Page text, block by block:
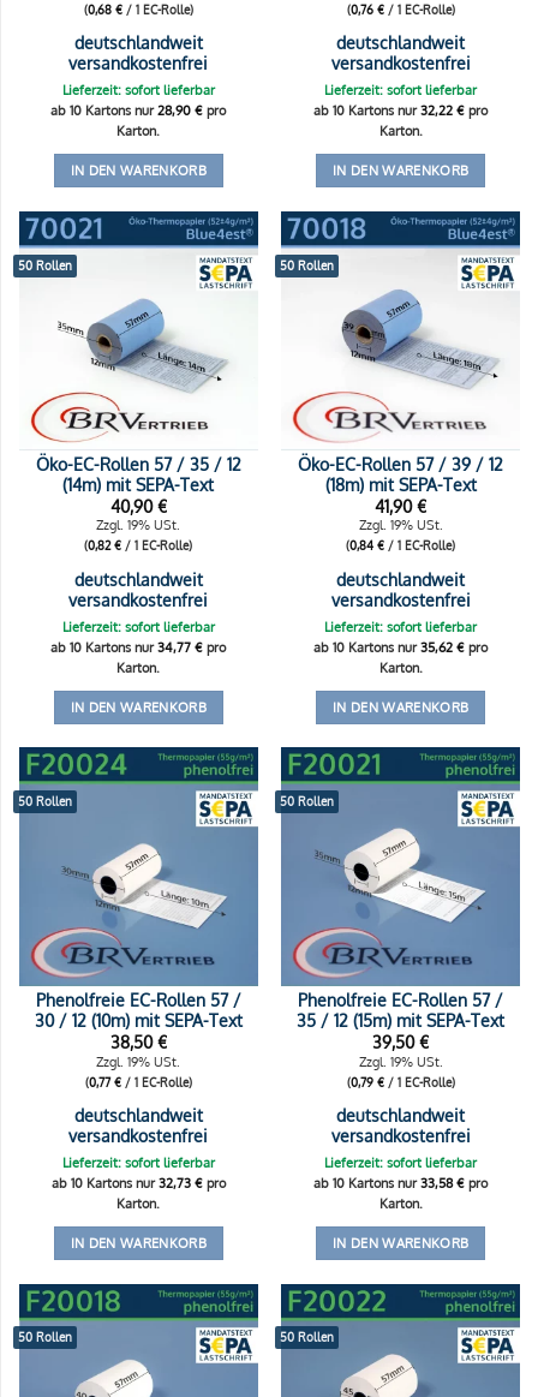
(0,68 €/ 1 EC-Rolle)
deutschlandweit
versandkostenfrei
Lieferzeit: sofort lieferbar
ab 10 Kartons nur28,90€ pro
Karton.
IN DEN WARENKORB
(0,76 €/ 1 EC-Rolle)
deutschlandweit
versandkostenfrei
Lieferzeit: sofort lieferbar
ab 10 Kartons nur32,22€ pro
Karton.
IN DEN WARENKORB
50 Rollen
Öko-EC-Rollen 57 / 35 / 12
(14m) mit SEPA-Text
40,90€
Zzgl. 19% USt.
(0,82€ / 1 EC-Rolle)
deutschlandweit
versandkostenfrei
Lieferzeit: sofort lieferbar
ab 10 Kartons nur34,77€ pro
Karton.
IN DEN WARENKORB
50 Rollen
Öko-EC-Rollen 57 / 39 / 12
(18m) mit SEPA-Text
41,90€
Zzgl. 19% USt.
(0,84€ / 1 EC-Rolle)
deutschlandweit
versandkostenfrei
Lieferzeit: sofort lieferbar
ab 10 Kartons nur35,62€ pro
Karton.
IN DEN WARENKORB
50 Rollen
Phenolfreie EC-Rollen 57 /
30 / 12 (10m) mit SEPA-Text
38,50€
Zzgl. 19% USt.
(0,77€/ 1 EC-Rolle)
deutschlandweit
versandkostenfrei
Lieferzeit: sofort lieferbar
ab 10 Kartons nur32,73 €pro
Karton.
IN DEN WARENKORB
50 Rollen
Phenolfreie EC-Rollen 57 /
35 / 12 (15m) mit SEPA-Text
39,50€
Zzgl. 19% USt.
(0,79 €/ 1 EC-Rolle)
deutschlandweit
versandkostenfrei
Lieferzeit: sofort lieferbar
ab 10 Kartons nur33,58€ pro
Karton.
IN DEN WARENKORB
50 Rollen 50 Rollen